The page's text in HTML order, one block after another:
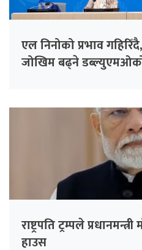
एल निनोको प्रभाव
जोखिम बढ्ने
राष्ट्रपति ट्रम्पले
हाउस